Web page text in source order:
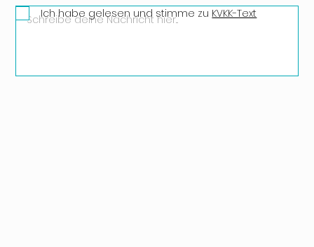
Ich habe gelesen und stimme zu KVKK-Text